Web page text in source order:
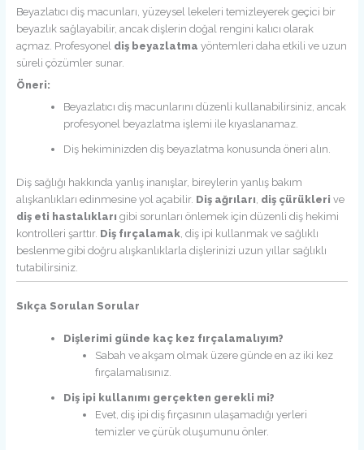
Beyazlatıcı diş macunları, yüzeysel lekeleri temizleyerek geçici bir
beyazlık sağlayabilir, ancak dişlerin doğal rengini kalıcı olarak
açmaz. Profesyonel diş beyazlatma yöntemleri daha etkili ve uzun
süreli çözümler sunar.
Öneri:
Beyazlatıcı diş macunlarını düzenli kullanabilirsiniz, ancak
profesyonel beyazlatma işlemi ile kıyaslanamaz.
Diş hekiminizden diş beyazlatma konusunda öneri alın.
Diş sağlığı hakkında yanlış inanışlar, bireylerin yanlış bakım
alışkanlıkları edinmesine yol açabilir. Diş ağrıları diş çürükleri ve
diş eti hastalıkları gibi sorunları önlemek için düzenli diş hekimi
kontrolleri şarttır. Diş fırçalamak , diş ipi kullanmak ve sağlıklı
beslenme gibi doğru alışkanlıklarla dişlerinizi uzun yıllar sağlıklı
tutabilirsiniz.
Sıkça Sorulan Sorular
Dişlerimi günde kaç kez fırçalamalıyım?
Sabah ve akşam olmak üzere günde en az iki kez
fırçalamalısınız.
Diş ipi kullanımı gerçekten gerekli mi?
Evet, diş ipi diş fırçasının ulaşamadığı yerleri
temizler ve çürük oluşumunu önler.